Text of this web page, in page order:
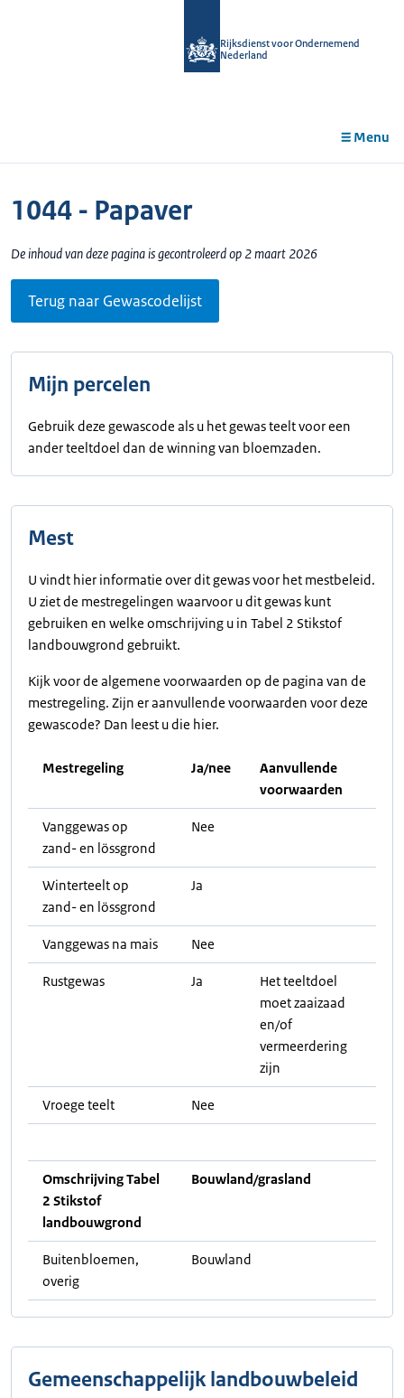
Rijksdienst voor Ondernemend
Nederland
Menu
1044 - Papaver
De inhoud van deze pagina is gecontroleerd op 2 maart 2026
Terug naar Gewascodelijst
Mijn percelen
Gebruik deze gewascode als u het gewas teelt voor een
ander teeltdoel dan de winning van bloemzaden.
Mest
U vindt hier informatie over dit gewas voor het mestbeleid.
U ziet de mestregelingen waarvoor u dit gewas kunt
gebruiken en welke omschrijving u in Tabel 2 Stikstof
landbouwgrond gebruikt.
Kijk voor de algemene voorwaarden op de pagina van de
mestregeling. Zijn er aanvullende voorwaarden voor deze
gewascode? Dan leest u die hier.
Mestregeling Ja/nee
Aanvullende
voorwaarden
Vanggewas op
zand- en lössgrond
Nee
Winterteelt op
zand- en lössgrond
Ja
Vanggewas na mais Nee
Rustgewas Ja
Het teeltdoel
moet zaaizaad
en/of
vermeerdering
zijn
Vroege teelt Nee
Omschrijving Tabel
2 Stikstof
landbouwgrond
Bouwland/grasland
Buitenbloemen,
overig
Bouwland
Gemeenschappelijk landbouwbeleid